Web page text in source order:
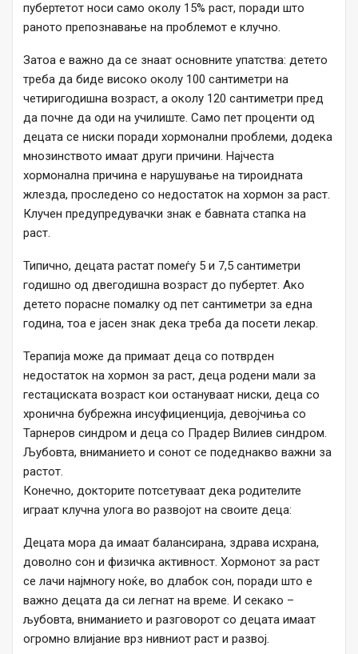
пубертетот носи само околу 15% раст, поради што
раното препознавање на проблемот е клучно.
Затоа е важно да се знаат основните упатства: детето
треба да биде високо околу 100 сантиметри на
четиригодишна возраст, а околу 120 сантиметри пред
да почне да оди на училиште. Само пет проценти од
децата се ниски поради хормонални проблеми, додека
мнозинството имаат други причини. Најчеста
хормонална причина е нарушување на тироидната
жлезда, проследено со недостаток на хормон за раст.
Клучен предупредувачки знак е бавната стапка на
раст.
Типично, децата растат помеѓу 5 и 7,5 сантиметри
годишно од двегодишна возраст до пубертет. Ако
детето порасне помалку од пет сантиметри за една
година, тоа е јасен знак дека треба да посети лекар.
Терапија може да примаат деца со потврден
недостаток на хормон за раст, деца родени мали за
гестациската возраст кои остануваат ниски, деца со
хронична бубрежна инсуфициенција, девојчиња со
Тарнеров синдром и деца со Прадер Вилиев синдром.
Љубовта, вниманието и сонот се подеднакво важни за
растот.
Конечно, докторите потсетуваат дека родителите
играат клучна улога во развојот на своите деца:
Децата мора да имаат балансирана, здрава исхрана,
доволно сон и физичка активност. Хормонот за раст
се лачи најмногу ноќе, во длабок сон, поради што е
важно децата да си легнат на време. И секако –
љубовта, вниманието и разговорот со децата имаат
огромно влијание врз нивниот раст и развој.